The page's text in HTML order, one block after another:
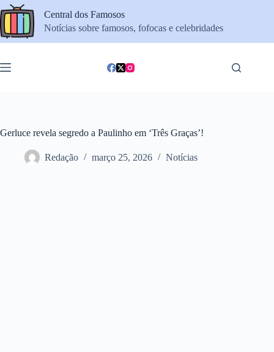
Pular
para
o
conteúdo
Central dos Famosos
Notícias sobre famosos, fofocas e celebridades
Gerluce revela segredo a Paulinho em ‘Três Graças’!
Redação março 25, 2026 Notícias